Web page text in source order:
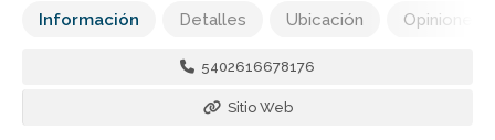
Información Detalles Ubicación Opiniones
5402616678176
Sitio Web